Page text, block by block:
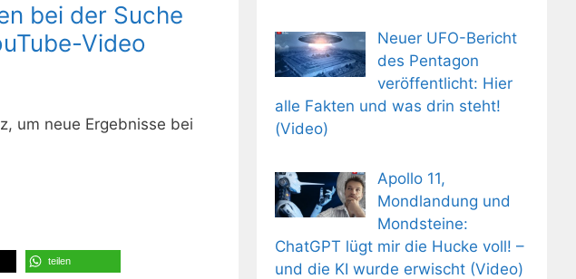
bei der Suche
Video
um neue Ergebnisse bei
teilen
Neuer UFO-Bericht
des Pentagon
veröffentlicht: Hier
alle Fakten und was drin steht!
(Video)
Apollo 11,
Mondlandung und
Mondsteine:
ChatGPT lügt mir die Hucke voll! –
und die KI wurde erwischt (Video)